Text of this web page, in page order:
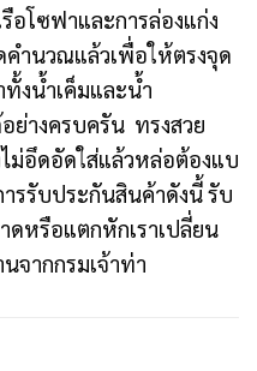
อโซฟาและการล่องแก่ง
คำนวณแล้วเพื่อให้ตรงจุด
งน้ำเค็มและน้ำ
ย่างครบครัน ทรงสวย
ม่อึดอัดใส่แล้วหล่อต้องแบ
รรับประกันสินค้าดังนี้ รับ
หรือแตกหักเราเปลี่ยน
จากกรมเจ้าท่า